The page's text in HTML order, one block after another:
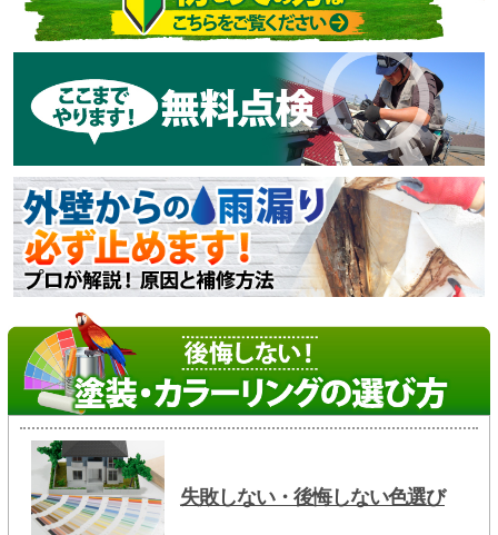
失敗しない・後悔しない色選び